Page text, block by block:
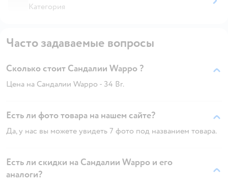
Категория
Часто задаваемые вопросы
Сколько стоит Сандалии Wappo ?
Цена на Сандалии Wappo - 34 Br.
Есть ли фото товара на нашем сайте?
Да, у нас вы можете увидеть 7 фото под названием товара.
Есть ли скидки на Сандалии Wappo и его
аналоги?